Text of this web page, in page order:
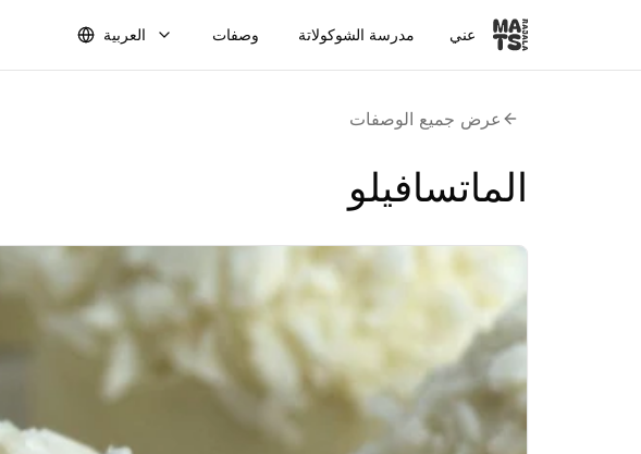
عني مدرسة الشوكولاتة وصفات العربية
عرض جميع الوصفات
الماتسافيلو